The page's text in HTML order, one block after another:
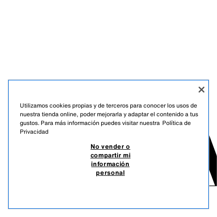
Utilizamos cookies propias y de terceros para conocer los usos de
nuestra tienda online, poder mejorarla y adaptar el contenido a tus
gustos. Para más información puedes visitar nuestra Política de
Privacidad
No vender o
compartir mi
información
personal